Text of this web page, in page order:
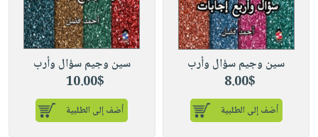
سين وجيم سؤال وأرب
8.00$
أضف إلى الطلبية
سين وجيم سؤال وأرب
10.00$
أضف إلى الطلبية